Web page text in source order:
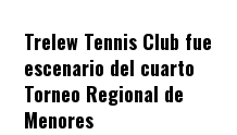
Trelew Tennis Club fue
escenario del cuarto
Torneo Regional de
Menores